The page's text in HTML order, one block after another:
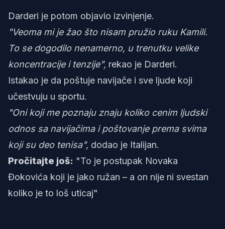
Darderi je potom objavio izvinjenje.
"Veoma mi je žao što nisam pružio ruku Kamili.
To se dogodilo nenamerno, u trenutku velike
koncentracije i tenzije", rekao je Darderi.
Istakao je da poštuje navijače i sve ljude koji
učestvuju u sportu.
"Oni koji me poznaju znaju koliko cenim ljudski
odnos sa navijačima i poštovanje prema svima
koji su deo tenisa", dodao je Italijan.
Pročitajte još: "To je postupak Novaka
Đokovića koji je jako ružan – a on nije ni svestan
koliko je to loš uticaj"